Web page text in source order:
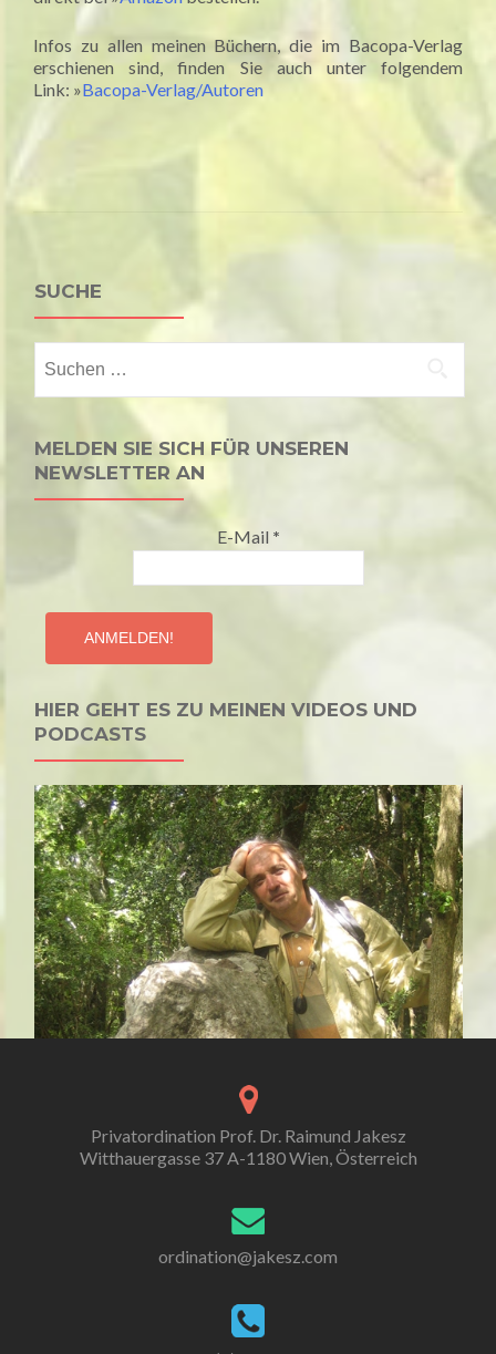
Infos zu allen meinen Büchern, die im Bacopa-Verlag
erschienen sind, finden Sie auch unter folgendem
Link: »Bacopa-Verlag/Autoren
SUCHE
nach:
MELDEN SIE SICH FÜR UNSEREN
NEWSLETTER AN
E-Mail *
HIER GEHT ES ZU MEINEN VIDEOS UND
PODCASTS
Privatordination Prof. Dr. Raimund Jakesz
Witthauergasse 37 A-1180 Wien, Österreich
ordination@jakesz.com